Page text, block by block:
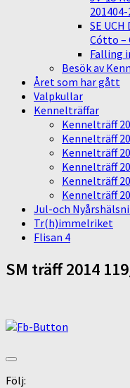
SE
Cótto –
Falling
Besök av
Året som har gått
Valpkullar
Kennelträffar
Kennelträff
Kennelträff
Kennelträff
Kennelträff
Kennelträff
Kennelträff
Jul-och
Tr(h)immelriket
Flisan 4
SM träff 2014
Följ: